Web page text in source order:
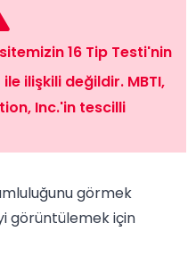
16 Tip Testi'nin
ile ilişkili değildir. MBTI,
Inc.'in tescilli
görmek
görüntülemek için